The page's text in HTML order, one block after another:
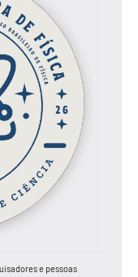
e pessoas